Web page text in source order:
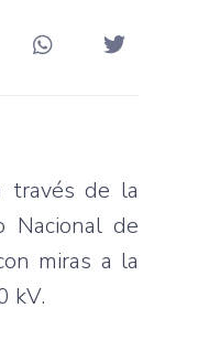
través de la
Nacional de
miras a la
kV.